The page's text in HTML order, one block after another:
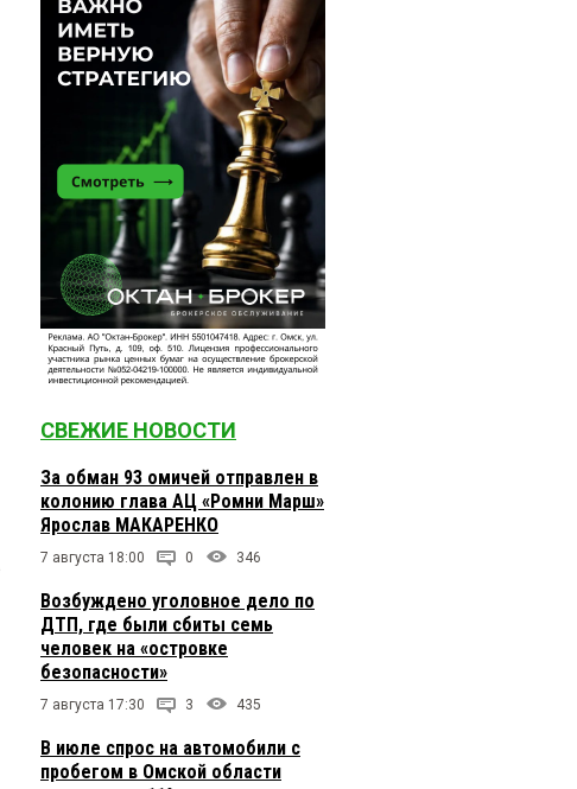
СВЕЖИЕ НОВОСТИ
За обман 93 омичей отправлен в
колонию глава АЦ «Ромни Марш»
Ярослав МАКАРЕНКО
7 августа 18:00 0 346
Возбуждено уголовное дело по
ДТП, где были сбиты семь
человек на «островке
безопасности»
7 августа 17:30 3 435
В июле спрос на автомобили с
пробегом в Омской области